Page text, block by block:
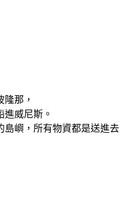
那，
進威尼斯。
島嶼，所有物資都是送進去